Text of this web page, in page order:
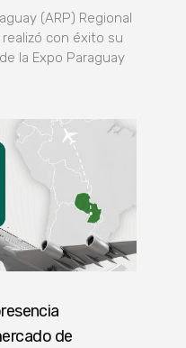
(ARP) Regional
con éxito su
la Expo Paraguay
de